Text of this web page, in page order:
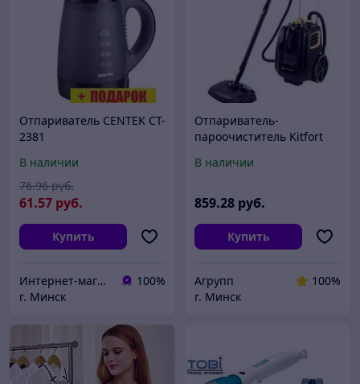
Отпариватель CENTEK CT-
2381
В наличии
61.57 руб.
76.96 руб.
Купить
Интернет-магазин 24маркет.бел
100%
г. Минск
Отпариватель-
пароочиститель Kitfort
В наличии
859.28 руб.
Купить
Агрупп
100%
г. Минск